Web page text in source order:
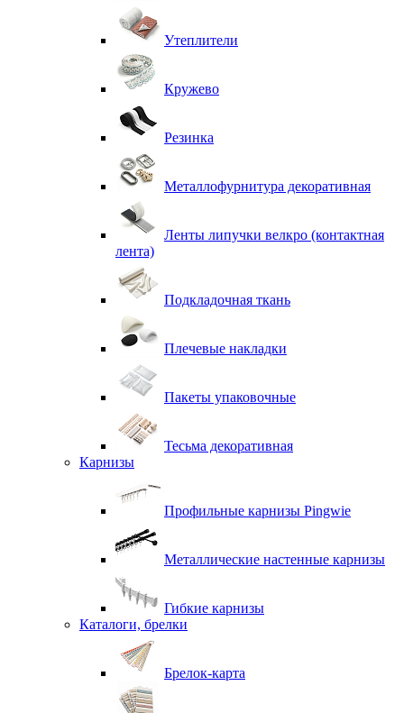
Утеплители
Кружево
Резинка
Металлофурнитура декоративная
Ленты липучки велкро (контактная
лента)
Подкладочная ткань
Плечевые накладки
Пакеты упаковочные
Тесьма декоративная
Карнизы
Профильные карнизы Pingwie
Металлические настенные карнизы
Гибкие карнизы
Каталоги, брелки
Брелок-карта